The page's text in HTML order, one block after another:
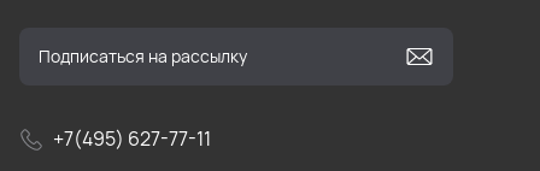
+7(495) 627-77-11